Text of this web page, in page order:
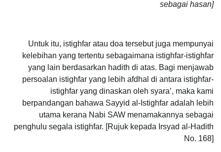
sebagai hasan]
Untuk itu, istighfar atau doa tersebut juga mempunyai
kelebihan yang tertentu sebagaimana istighfar-istighfar
yang lain berdasarkan hadith di atas. Bagi menjawab
persoalan istighfar yang lebih afdhal di antara istighfar-
istighfar yang dinaskan oleh syara’, maka kami
berpandangan bahawa Sayyid al-Istighfar adalah lebih
utama kerana Nabi SAW menamakannya sebagai
penghulu segala istighfar. [Rujuk kepada Irsyad al-Hadith
No. 168]